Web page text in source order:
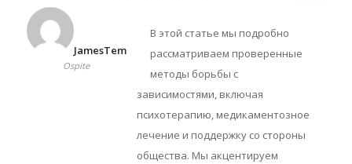
JamesTem
Ospite
В этой статье мы подробно
рассматриваем проверенные
методы борьбы с
зависимостями, включая
психотерапию, медикаментозное
лечение и поддержку со стороны
общества. Мы акцентируем